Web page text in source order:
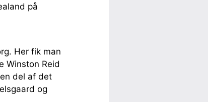
på
Her fik man
Winston Reid
del af det
og